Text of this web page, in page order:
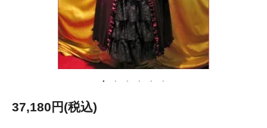
37,180円(税込)